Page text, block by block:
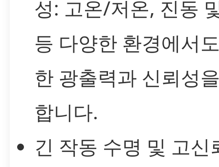
성: 고온/저온, 진동
등 다양한 환경에서
한 광출력과 신뢰성
합니다.
긴 작동 수명 및 고신